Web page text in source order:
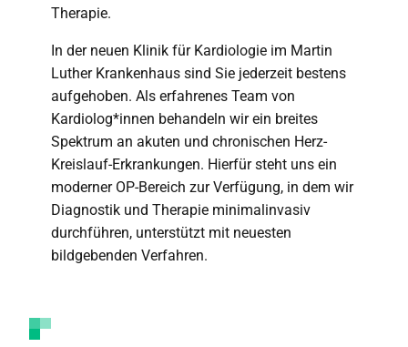
Therapie.
In der neuen Klinik für Kardiologie im Martin
Luther Krankenhaus sind Sie jederzeit bestens
aufgehoben. Als erfahrenes Team von
Kardiolog*innen behandeln wir ein breites
Spektrum an akuten und chronischen Herz-
Kreislauf-Erkrankungen. Hierfür steht uns ein
moderner OP-Bereich zur Verfügung, in dem wir
Diagnostik und Therapie minimalinvasiv
durchführen, unterstützt mit neuesten
bildgebenden Verfahren.